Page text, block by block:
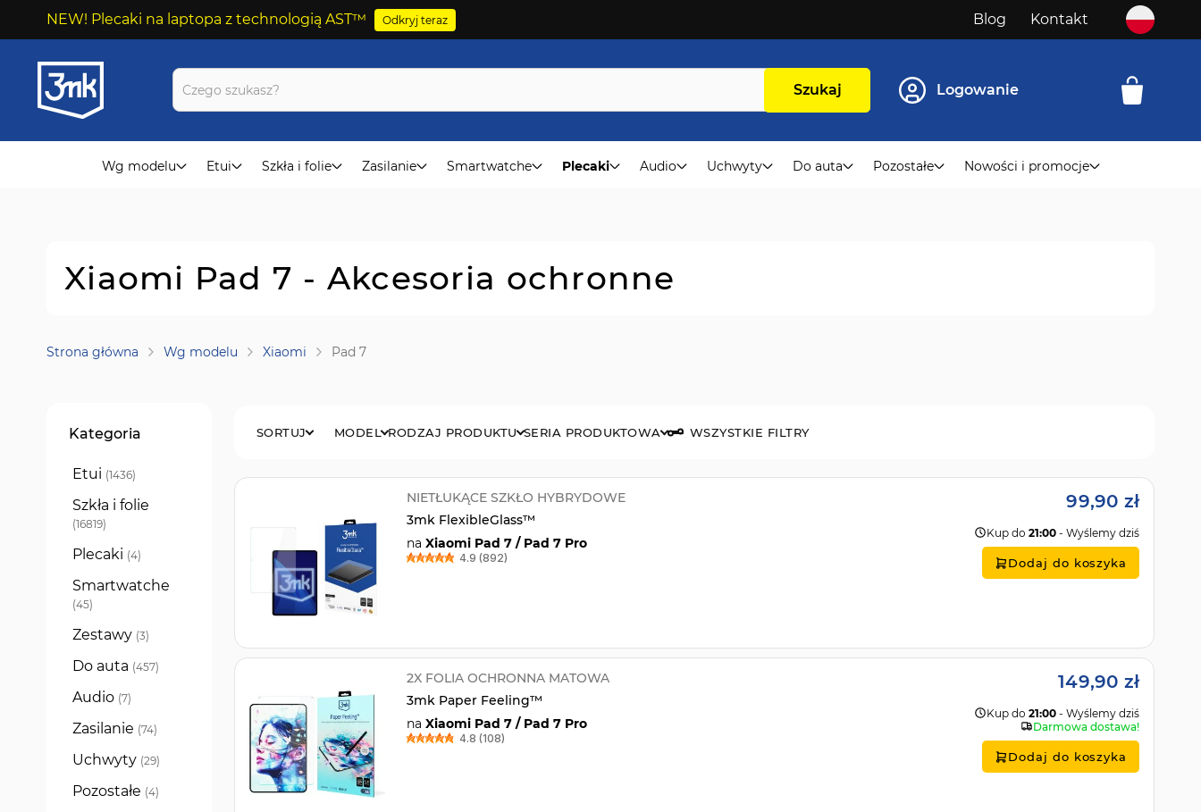
NEW! Plecaki na laptopa z technologią AST™ Odkryj teraz
Przejdź
do
treści
Blog Kontakt
Szukaj Logowanie
Wg modelu Etui Szkła i folie Zasilanie Smartwatche Plecaki Audio Uchwyty Do auta Pozostałe Nowości i promocje
Xiaomi Pad 7 - Akcesoria ochronne
Strona główna Wg modelu Xiaomi Pad 7
MODEL RODZAJ PRODUKTU SERIA PRODUKTOWA WSZYSTKIE FILTRY
SORTUJ
NIETŁUKĄCE SZKŁO HYBRYDOWE
3mk FlexibleGlass™
na Xiaomi Pad 7 / Pad 7 Pro
4.9 (892)
99,90 zł
Kup do 21:00 - Wyślemy dziś
Dodaj do koszyka
2X FOLIA OCHRONNA MATOWA
3mk Paper Feeling™
na Xiaomi Pad 7 / Pad 7 Pro
4.8 (108)
149,90 zł
Kup do 21:00 - Wyślemy dziś
Darmowa dostawa!
Dodaj do koszyka
Kategoria
Etui 1436
produkty
Szkła i folie
16819
produkty
Plecaki 4
produkty
Smartwatche
45
produkty
Zestawy 3
produkty
Do auta 457
produkty
Audio 7
produkty
Zasilanie 74
produkty
Uchwyty 29
produkty
Pozostałe 4
produkty